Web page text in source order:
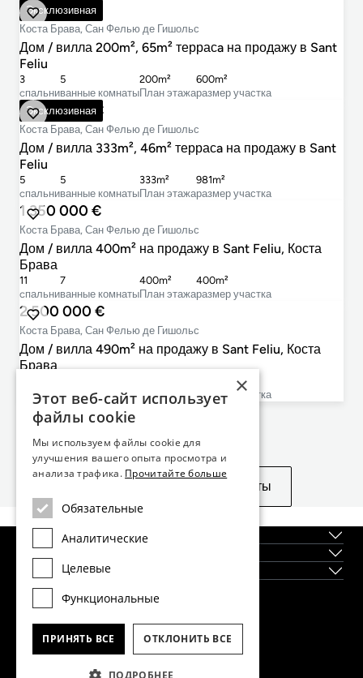
Эксклюзивная
1 050 000 €
Коста Брава, Сан Фелью де Гишольс
Дом / вилла 200m², 65m² террасa на продажу в Sant
Feliu
cпальни
3
ванные комнаты
5
План этажа
200m²
размер участка
600m²
Эксклюзивная
2 700 000 €
Коста Брава, Сан Фелью де Гишольс
Дом / вилла 333m², 46m² террасa на продажу в Sant
Feliu
cпальни
5
ванные комнаты
5
План этажа
333m²
размер участка
981m²
1 350 000 €
Коста Брава, Сан Фелью де Гишольс
Дом / вилла 400m² на продажу в Sant Feliu, Коста
Брава
cпальни
11
ванные комнаты
7
План этажа
400m²
размер участка
400m²
2 500 000 €
Коста Брава, Сан Фелью де Гишольс
Дом / вилла 490m² на продажу в Sant Feliu, Коста
Брава
cпальниванные комнаты План этажа размер участка
Не нашли то, что искали?
Посмотреть похожие объекты
Регионы
Новостройки
×
Этот веб-сайт использует
файлы cookie
Мы используем файлы cookie для
улучшения вашего опыта просмотра и
анализа трафика. Прочитайте больше
Обязательные
Аналитические
Целевые
Функциональные
ПРИНЯТЬ ВСЕ ОТКЛОНИТЬ ВСЕ
ПОДРОБНЕЕ